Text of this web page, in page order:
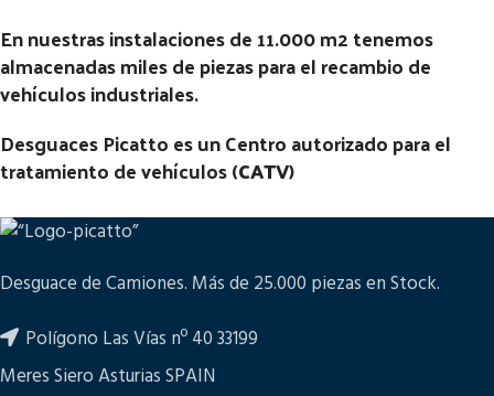
En nuestras instalaciones de 11.000 m2 tenemos
almacenadas miles de piezas para el recambio de
vehículos industriales.
Desguaces Picatto es un Centro autorizado para el
tratamiento de vehículos (CATV)
Desguace de Camiones. Más de 25.000 piezas en Stock.
Polígono Las Vías nº 40 33199
Meres Siero Asturias SPAIN